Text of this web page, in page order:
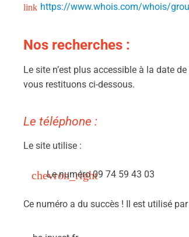
https://www.whois.com/whois/
Nos recherches :
Le site n’est plus accessible à la date
vous restituons ci-dessous.
Le téléphone :
Le site utilise :
Le numéro 09 74 59 43 03
Ce numéro a du succès ! Il est utilisé